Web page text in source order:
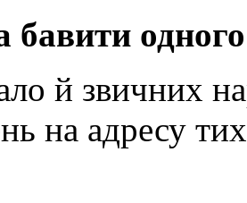
одного
й звичних
на адресу